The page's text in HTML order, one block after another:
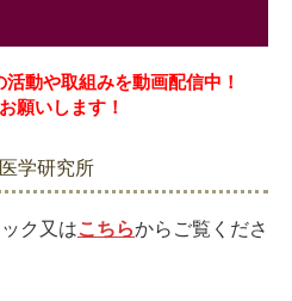
活動や取組みを動画配信中！
願いします！
学研究所
ク又はこちらからご覧くださ